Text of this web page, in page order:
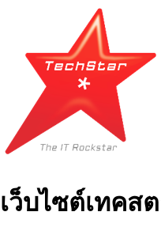
เว็บไซต์เทคส